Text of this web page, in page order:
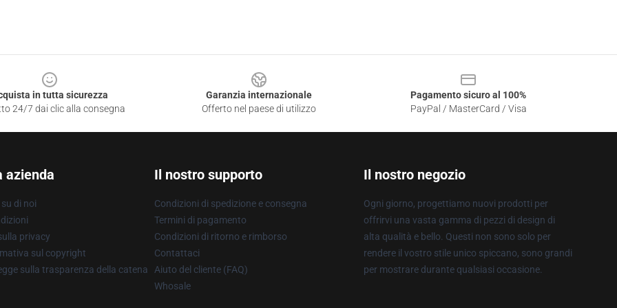
in tutta sicurezza
24/7 dai clic alla consegna
Garanzia internazionale
Offerto nel paese di utilizzo
Pagamento sicuro al 100%
PayPal / MasterCard / Visa
azienda
di noi
privacy
sul copyright
sulla trasparenza della catena
Il nostro supporto
Condizioni di spedizione e consegna
Termini di pagamento
Condizioni di ritorno e rimborso
Contattaci
Aiuto del cliente (FAQ)
Whosale
Il nostro negozio
Ogni giorno, progettiamo nuovi prodotti per
offrirvi una vasta gamma di pezzi di design di
alta qualità e bello. Questi non sono solo per
rendere il vostro stile unico spiccano, sono grandi
per mostrare durante qualsiasi occasione.